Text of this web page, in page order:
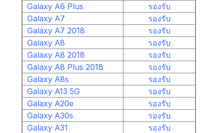
Galaxy A6 Plus
รองรับ
Galaxy A7
รองรับ
Galaxy A7 2018
รองรับ
Galaxy A8
รองรับ
Galaxy A8 2018
รองรับ
Galaxy A8 Plus 2018
รองรับ
Galaxy A8s
รองรับ
Galaxy A13 5G
รองรับ
Galaxy A20e
รองรับ
Galaxy A30s
รองรับ
Galaxy A31
รองรับ